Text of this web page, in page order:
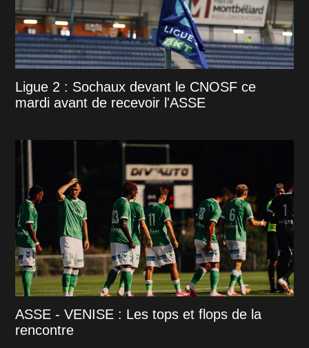
Ligue 2 : Sochaux devant le CNOSF ce
mardi avant de recevoir l'ASSE
ASSE - VENISE : Les tops et flops de la
rencontre